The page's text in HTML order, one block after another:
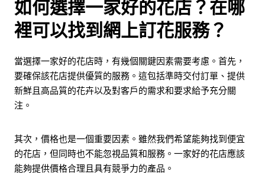
如何選擇一家好的花店？在哪
裡可以找到網上訂花服務？
當選擇一家好的花店時，有幾個關鍵因素需要考慮。首先，
要確保該花店提供優質的服務。這包括準時交付訂單、提供
新鮮且高品質的花卉以及對客戶的需求和要求給予充分關
注。
其次，價格也是一個重要因素。雖然我們希望能夠找到便宜
的花店，但同時也不能忽視品質和服務。一家好的花店應該
能夠提供價格合理且具有競爭力的產品。